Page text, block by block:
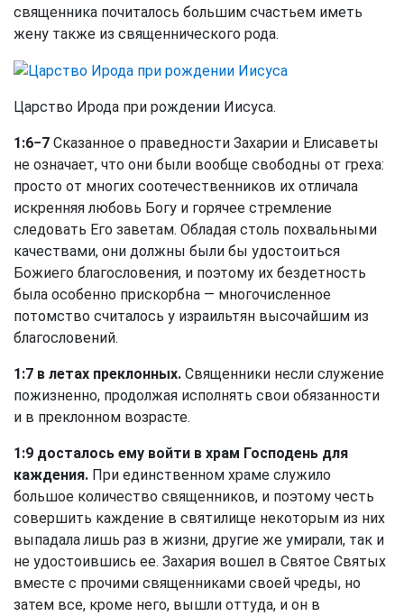
священника почиталось большим счастьем иметь
жену также из священнического рода.
Царство Ирода при рождении Иисуса.
1:6−7 Сказанное о праведности Захарии и Елисаветы
не означает, что они были вообще свободны от греха:
просто от многих соотечественников их отличала
искренняя любовь Богу и горячее стремление
следовать Его заветам. Обладая столь похвальными
качествами, они должны были бы удостоиться
Божиего благословения, и поэтому их бездетность
была особенно прискорбна — многочисленное
потомство считалось у израильтян высочайшим из
благословений.
1:7 в летах преклонных. Священники несли служение
пожизненно, продолжая исполнять свои обязанности
и в преклонном возрасте.
1:9 досталось ему войти в храм Господень для
каждения. При единственном храме служило
большое количество священников, и поэтому честь
совершить каждение в святилище некоторым из них
выпадала лишь раз в жизни, другие же умирали, так и
не удостоившись ее. Захария вошел в Святое Святых
вместе с прочими священниками своей чреды, но
затем все, кроме него, вышли оттуда, и он в